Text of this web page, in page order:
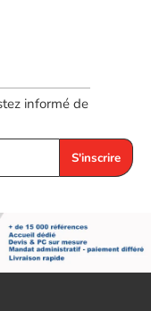
informé de
S'inscrire